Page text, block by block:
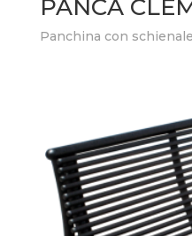
PANCA
Panchina con